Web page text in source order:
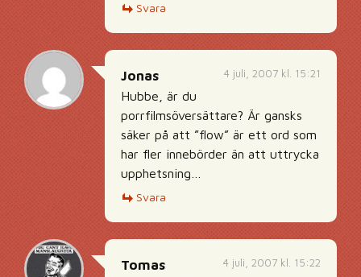
Svara
4 juli, 2007 kl. 15:21
Jonas
Hubbe, är du
porrfilmsöversättare? Är gansks
säker på att ”flow” är ett ord som
har fler innebörder än att uttrycka
upphetsning…
Svara
4 juli, 2007 kl. 15:22
Tomas